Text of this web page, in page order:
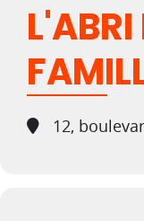
L'ABRI
12,